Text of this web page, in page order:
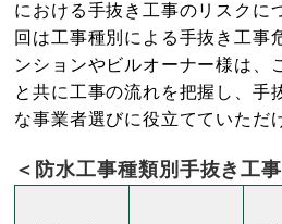
における手抜き工事のリスクに
回は工事種別による手抜き工事
ンションやビルオーナー様は、
と共に工事の流れを把握し、手
な事業者選びに役立てていただ
＜防水工事種類別手抜き工